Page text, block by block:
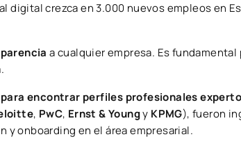
digital crezca en 3.000 nuevos empleos en
a cualquier empresa. Es fundamental
encontrar perfiles profesionales
, PwC, Ernst & Youngy KPMG), fueron
y onboarding en el área empresarial.